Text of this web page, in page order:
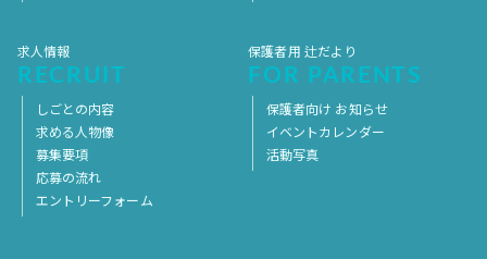
求人情報
RECRUIT
しごとの内容
求める人物像
募集要項
応募の流れ
エントリーフォーム
保護者用 辻だより
FOR PARENTS
保護者向け お知らせ
イベントカレンダー
活動写真